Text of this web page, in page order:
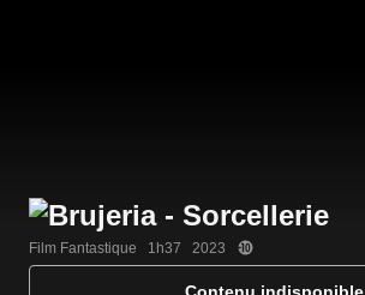
Film Fantastique   1h37   2023